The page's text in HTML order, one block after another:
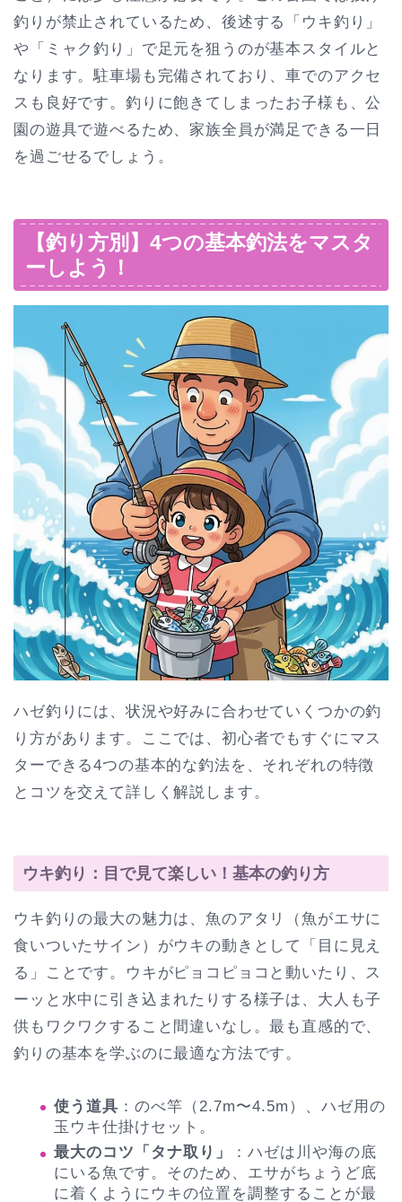
釣りが禁止されているため、後述する「ウキ釣り」
や「ミャク釣り」で足元を狙うのが基本スタイルと
なります。駐車場も完備されており、車でのアクセ
スも良好です。釣りに飽きてしまったお子様も、公
園の遊具で遊べるため、家族全員が満足できる一日
を過ごせるでしょう。
【釣り方別】4つの基本釣法をマスタ
ーしよう！
ハゼ釣りには、状況や好みに合わせていくつかの釣
り方があります。ここでは、初心者でもすぐにマス
ターできる4つの基本的な釣法を、それぞれの特徴
とコツを交えて詳しく解説します。
ウキ釣り：目で見て楽しい！基本の釣り方
ウキ釣りの最大の魅力は、魚のアタリ（魚がエサに
食いついたサイン）がウキの動きとして「目に見え
る」ことです。ウキがピョコピョコと動いたり、ス
ーッと水中に引き込まれたりする様子は、大人も子
供もワクワクすること間違いなし。最も直感的で、
釣りの基本を学ぶのに最適な方法です。
使う道具 ：のべ竿（2.7m〜4.5m）、ハゼ用の
玉ウキ仕掛けセット。
最大のコツ「タナ取り」
：ハゼは川や海の底
にいる魚です。そのため、エサがちょうど底
に着くようにウキの位置を調整することが最